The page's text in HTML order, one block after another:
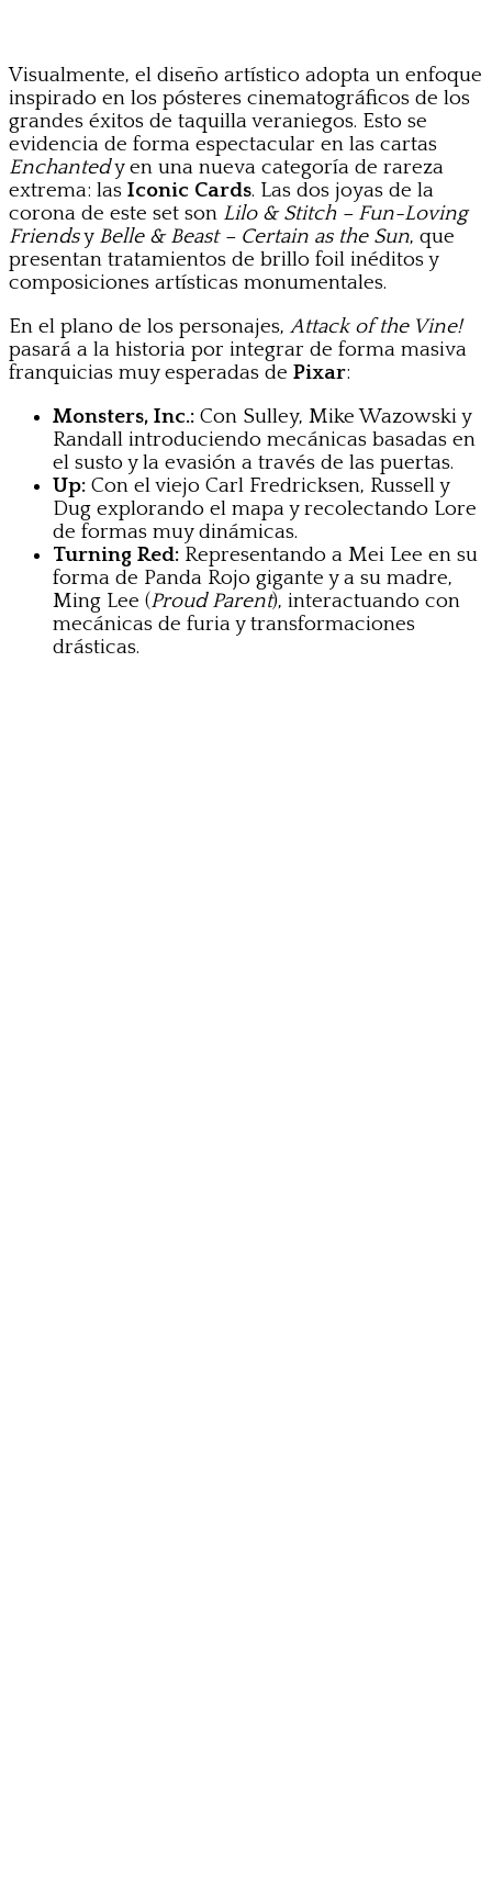
Visualmente, el diseño artístico adopta un enfoque
inspirado en los pósteres cinematográficos de los
grandes éxitos de taquilla veraniegos. Esto se
evidencia de forma espectacular en las cartas
Enchantedy en una nueva categoría de rareza
extrema: las Iconic Cards. Las dos joyas de la
corona de este set son Lilo & Stitch – Fun-Loving
Friendsy Belle & Beast – Certain as the Sun, que
presentan tratamientos de brillo foil inéditos y
composiciones artísticas monumentales.
En el plano de los personajes,Attack of the Vine!
pasará a la historia por integrar de forma masiva
franquicias muy esperadas de Pixar:
Monsters, Inc.: Con Sulley, Mike Wazowski y
Randall introduciendo mecánicas basadas en
el susto y la evasión a través de las puertas.
Up: Con el viejo Carl Fredricksen, Russell y
Dug explorando el mapa y recolectando Lore
de formas muy dinámicas.
Turning Red: Representando a Mei Lee en su
forma de Panda Rojo gigante y a su madre,
Ming Lee (Proud Parent), interactuando con
mecánicas de furia y transformaciones
drásticas.